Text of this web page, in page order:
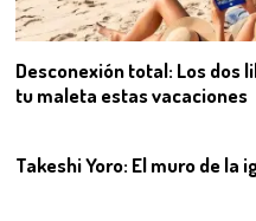
Desconexión total: Los dos
tu maleta estas vacaciones
Takeshi Yoro: El muro de la